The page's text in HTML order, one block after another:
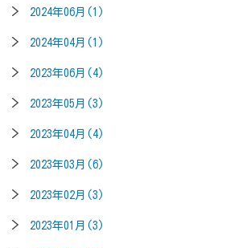
2024年06月(1)
2024年04月(1)
2023年06月(4)
2023年05月(3)
2023年04月(4)
2023年03月(6)
2023年02月(3)
2023年01月(3)